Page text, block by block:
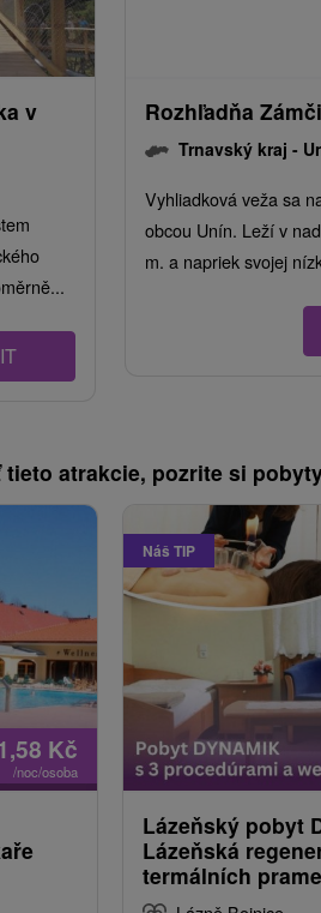
v
Rozhľadňa
Trnavský kraj -
Vyhliadková veža sa
obcou Unín. Leží v
m. a napriek svojej
atrakcie, pozrite si
Kč
/noc/osoba
Náš TIP
Lázeňský pobyt
Lázeňská
termálních